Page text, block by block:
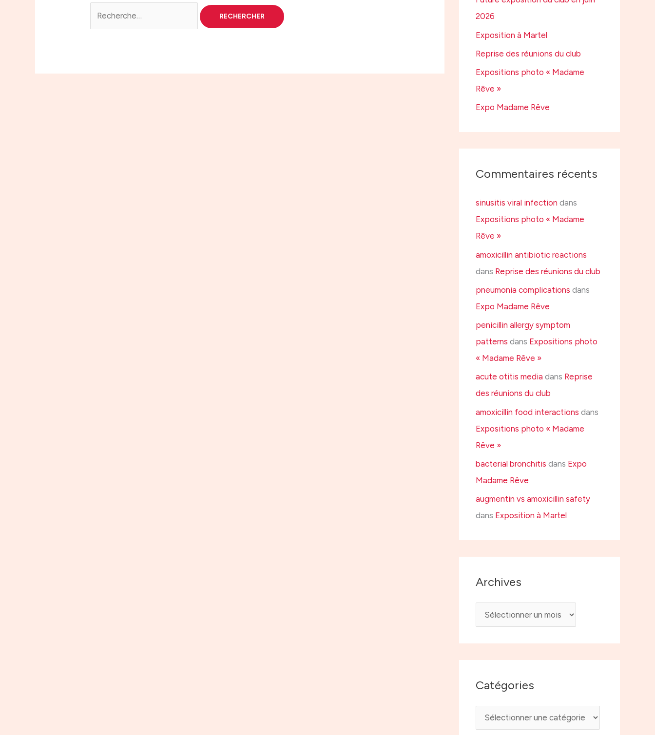
e
r
2026
Exposition à Martel
Reprise des réunions du club
Expositions photo « Madame
Rêve »
Expo Madame Rêve
Commentaires récents
sinusitis viral infection dans
Expositions photo « Madame
Rêve »
amoxicillin antibiotic reactions
dans Reprise des réunions du club
pneumonia complications dans
Expo Madame Rêve
penicillin allergy symptom
patterns dans Expositions photo
« Madame Rêve »
acute otitis media dans Reprise
des réunions du club
amoxicillin food interactions dans
Expositions photo « Madame
Rêve »
bacterial bronchitis dans Expo
Madame Rêve
augmentin vs amoxicillin safety
dans Exposition à Martel
Archives
Catégories